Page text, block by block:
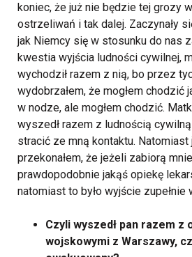
koniec, że już nie będzie tej grozy
ostrzeliwań i tak dalej. Zaczynały
jak Niemcy się w stosunku do nas
kwestia wyjścia ludności cywilnej,
wychodził razem z nią, bo przez
wydobrzałem, że mogłem chodzić
w nodze, ale mogłem chodzić.
wyszedł razem z ludnością cywilną
stracić ze mną kontaktu. Natomiast
przekonałem, że jeżeli zabiorą
prawdopodobnie jakąś opiekę
natomiast to było wyjście zupełnie
Czyli wyszedł pan razem z
wojskowymi z Warszawy,